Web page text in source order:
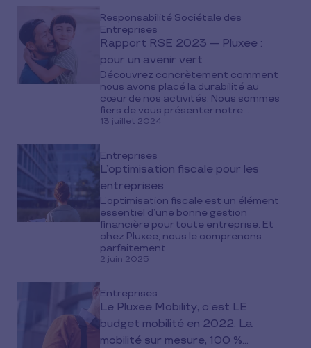
Responsabilité Sociétale des
Entreprises
Rapport RSE 2023 — Pluxee :
pour un avenir vert
Découvrez concrètement comment
nous avons placé la durabilité au
cœur de nos activités. Nous sommes
fiers de vous présenter notre...
13 juillet 2024
Entreprises
L’optimisation fiscale pour les
entreprises
L’optimisation fiscale est un élément
essentiel d’une bonne gestion
financière pour toute entreprise. Et
chez Pluxee, nous le comprenons
parfaitement...
2 juin 2025
Entreprises
Le Pluxee Mobility, c’est LE
budget mobilité en 2022. La
mobilité sur mesure, 100 %